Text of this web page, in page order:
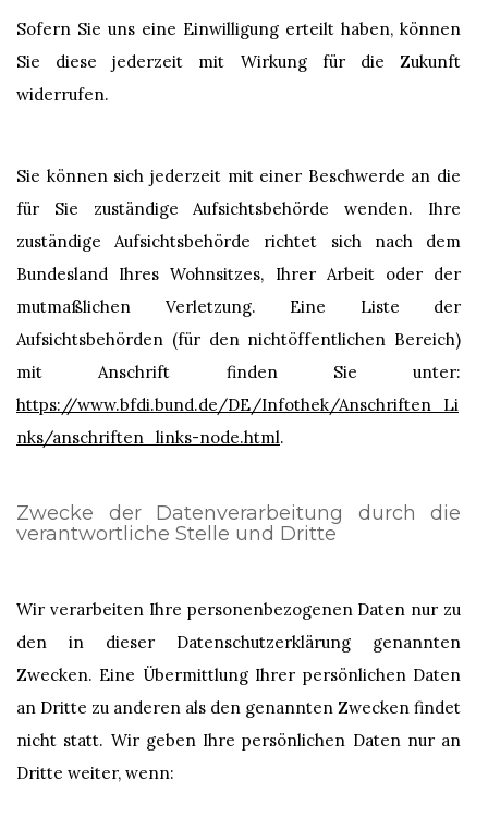
Sofern Sie uns eine Einwilligung erteilt haben, können
Sie diese jederzeit mit Wirkung für die Zukunft
widerrufen.
Sie können sich jederzeit mit einer Beschwerde an die
für Sie zuständige Aufsichtsbehörde wenden. Ihre
zuständige Aufsichtsbehörde richtet sich nach dem
Bundesland Ihres Wohnsitzes, Ihrer Arbeit oder der
mutmaßlichen Verletzung. Eine Liste der
Aufsichtsbehörden (für den nichtöffentlichen Bereich)
mit Anschrift finden Sie unter:
https://www.bfdi.bund.de/DE/Infothek/Anschriften_Li
nks/anschriften_links-node.html.
Zwecke der Datenverarbeitung durch die
verantwortliche Stelle und Dritte
Wir verarbeiten Ihre personenbezogenen Daten nur zu
den in dieser Datenschutzerklärung genannten
Zwecken. Eine Übermittlung Ihrer persönlichen Daten
an Dritte zu anderen als den genannten Zwecken findet
nicht statt. Wir geben Ihre persönlichen Daten nur an
Dritte weiter, wenn: